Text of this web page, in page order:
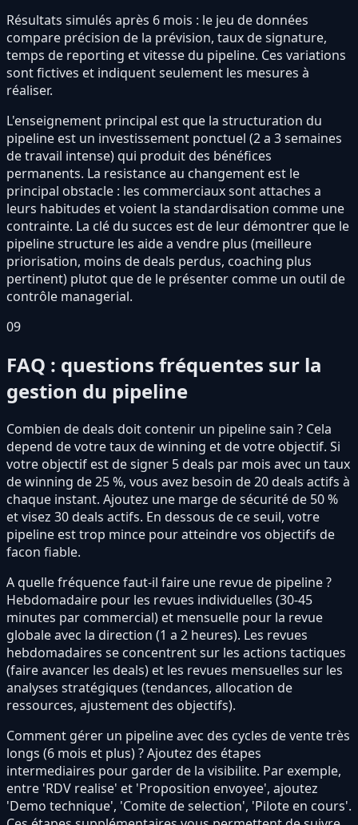
Résultats simulés après 6 mois : le jeu de données
compare précision de la prévision, taux de signature,
temps de reporting et vitesse du pipeline. Ces variations
sont fictives et indiquent seulement les mesures à
réaliser.
L'enseignement principal est que la structuration du
pipeline est un investissement ponctuel (2 a 3 semaines
de travail intense) qui produit des bénéfices
permanents. La resistance au changement est le
principal obstacle : les commerciaux sont attaches a
leurs habitudes et voient la standardisation comme une
contrainte. La clé du succes est de leur démontrer que le
pipeline structure les aide a vendre plus (meilleure
priorisation, moins de deals perdus, coaching plus
pertinent) plutot que de le présenter comme un outil de
contrôle managerial.
09
FAQ : questions fréquentes sur la
gestion du pipeline
Combien de deals doit contenir un pipeline sain ? Cela
depend de votre taux de winning et de votre objectif. Si
votre objectif est de signer 5 deals par mois avec un taux
de winning de 25 %, vous avez besoin de 20 deals actifs à
chaque instant. Ajoutez une marge de sécurité de 50 %
et visez 30 deals actifs. En dessous de ce seuil, votre
pipeline est trop mince pour atteindre vos objectifs de
facon fiable.
A quelle fréquence faut-il faire une revue de pipeline ?
Hebdomadaire pour les revues individuelles (30-45
minutes par commercial) et mensuelle pour la revue
globale avec la direction (1 a 2 heures). Les revues
hebdomadaires se concentrent sur les actions tactiques
(faire avancer les deals) et les revues mensuelles sur les
analyses stratégiques (tendances, allocation de
ressources, ajustement des objectifs).
Comment gérer un pipeline avec des cycles de vente très
longs (6 mois et plus) ? Ajoutez des étapes
intermediaires pour garder de la visibilite. Par exemple,
entre 'RDV realise' et 'Proposition envoyee', ajoutez
'Demo technique', 'Comite de selection', 'Pilote en cours'.